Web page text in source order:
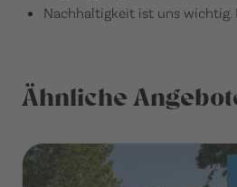
Nachhaltigkeit ist uns wichtig.
Ähnliche